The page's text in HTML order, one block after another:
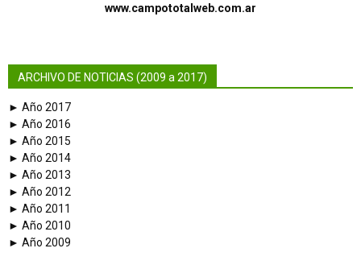
www.campototalweb.com.ar
ARCHIVO DE NOTICIAS (2009 a 2017)
► Año 2017
► Año 2016
► Año 2015
► Año 2014
► Año 2013
► Año 2012
► Año 2011
► Año 2010
► Año 2009